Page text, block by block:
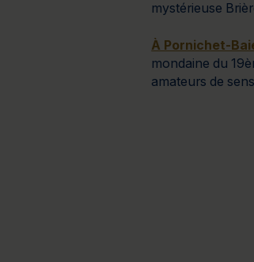
mystérieuse
À Pornichet-
mondaine du
amateurs de